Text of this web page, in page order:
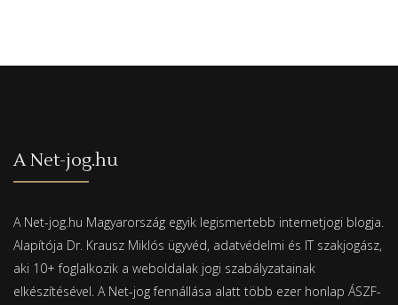
A Net-jog.hu
A Net-jog.hu Magyarország egyik legismertebb internetjogi blogja.
Alapítója Dr. Krausz Miklós ügyvéd, adatvédelmi és IT szakjogász,
aki 10+ foglalkozik a weboldalak jogi szabályzatainak
elkészítésével. A Net-jog fennállása alatt több ezer honlap ÁSZF-